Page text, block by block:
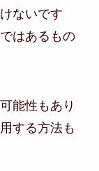
ないです
はあるもの
能性もあり
する方法も